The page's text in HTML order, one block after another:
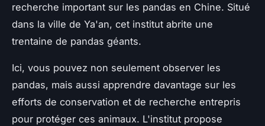
recherche important sur les pandas en Chine. Situé
dans la ville de Ya'an, cet institut abrite une
trentaine de pandas géants.
Ici, vous pouvez non seulement observer les
pandas, mais aussi apprendre davantage sur les
efforts de conservation et de recherche entrepris
pour protéger ces animaux. L'institut propose